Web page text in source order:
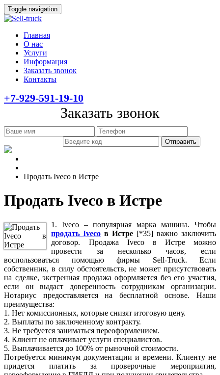
Toggle navigation
Главная
О нас
Услуги
Информация
Заказать звонок
Контакты
+7-929-591-19-10
Заказать звонок
Продать Iveco в Истре
Продать Iveco в Истре
1. Iveco – популярная марка машина. Чтобы
продать Iveco в Истре [*35] важно заключить
договор. Продажа Iveco в Истре можно
провести за несколько часов, если
воспользоваться помощью фирмы Sell-Truck. Если
собственник, в силу обстоятельств, не может присутствовать
на сделке, экстренная продажа оформляется без его участия,
если он выдаст доверенность сотрудникам организации.
Нотариус предоставляется на бесплатной основе. Наши
преимущества:
1. Нет комиссионных, которые снизят итоговую цену.
2. Выплаты по заключенному контракту.
3. Не требуется заниматься переоформлением.
4. Клиент не оплачивает услуги специалистов.
5. Выплачивается до 100% от рыночной стоимости.
Потребуется минимум документации и времени. Клиенту не
придется платить за проверочные мероприятия,